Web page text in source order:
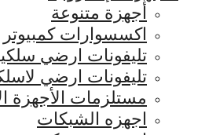
أجهزة متنوعة
اكسسوارات كمبيوتر
تليفونات ارضي
تليفونات ارضي
مستلزمات الأجهزة
اجهزه الشبكات